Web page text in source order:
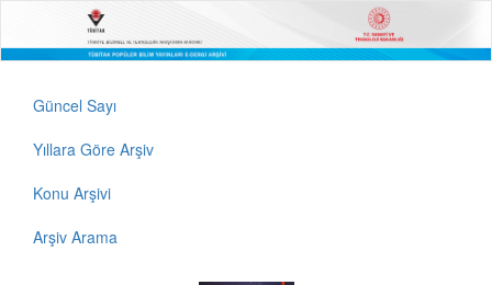
Güncel Sayı
Yıllara Göre Arşiv
Konu Arşivi
Arşiv Arama